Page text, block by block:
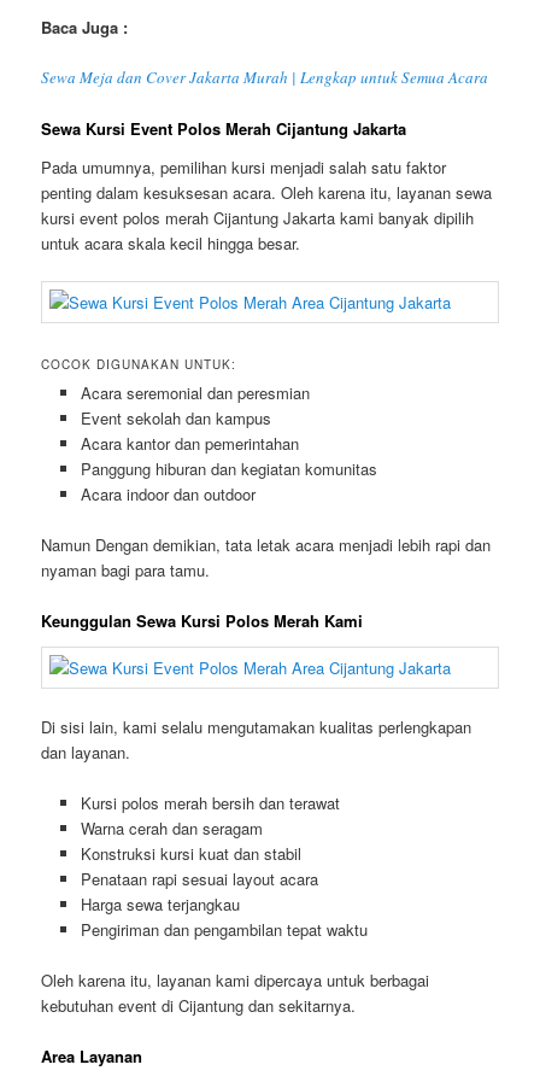
Baca Juga :
Sewa Meja dan Cover Jakarta Murah | Lengkap untuk Semua Acara
Sewa Kursi Event Polos Merah Cijantung Jakarta
Pada umumnya, pemilihan kursi menjadi salah satu faktor
penting dalam kesuksesan acara. Oleh karena itu, layanan sewa
kursi event polos merah Cijantung Jakarta kami banyak dipilih
untuk acara skala kecil hingga besar.
COCOK DIGUNAKAN UNTUK:
Acara seremonial dan peresmian
Event sekolah dan kampus
Acara kantor dan pemerintahan
Panggung hiburan dan kegiatan komunitas
Acara indoor dan outdoor
Namun Dengan demikian, tata letak acara menjadi lebih rapi dan
nyaman bagi para tamu.
Keunggulan Sewa Kursi Polos Merah Kami
Di sisi lain, kami selalu mengutamakan kualitas perlengkapan
dan layanan.
Kursi polos merah bersih dan terawat
Warna cerah dan seragam
Konstruksi kursi kuat dan stabil
Penataan rapi sesuai layout acara
Harga sewa terjangkau
Pengiriman dan pengambilan tepat waktu
Oleh karena itu, layanan kami dipercaya untuk berbagai
kebutuhan event di Cijantung dan sekitarnya.
Area Layanan